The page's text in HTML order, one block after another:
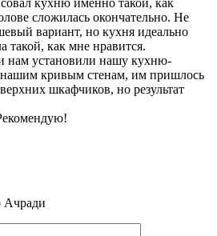
сложилась окончательно. Не
вариант, но кухня идеально
такой, как мне нравится.
нам установили нашу кухню-
нашим кривым стенам, им пришлось
шкафчиков, но результат
Ачради